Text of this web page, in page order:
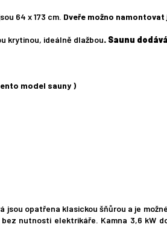
64 x 173 cm. Dveře možno
krytinou, ideálně dlažbou. Saunu
model sauny )
opatřena klasickou šňůrou a je
nutnosti elektrikáře. Kamna 3,6 kW